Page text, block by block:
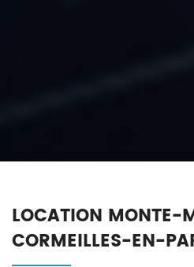
LOCATION MONTE-
CORMEILLES-EN-